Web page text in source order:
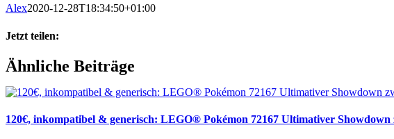
Alex2020-12-28T18:34:50+01:00
Jetzt teilen:
Facebook
X
WhatsApp
Pinterest
E-
Mail
Ähnliche Beiträge
120€, inkompatibel & generisch: LEGO® Pokémon 72167 Ultimativer